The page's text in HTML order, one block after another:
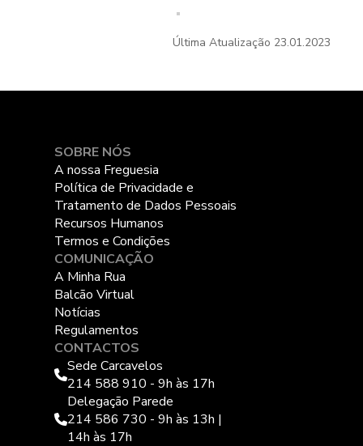
Última Atualização 23.01.2023
SOBRE NÓS
A nossa Freguesia
Política de Privacidade e
Tratamento de Dados Pessoais
Recursos Humanos
Termos e Condições
COMUNICAÇÃO
A Minha Rua
Balcão Virtual
Notícias
Regulamentos
CONTACTOS
Sede Carcavelos
214 588 910 - 9h às 17h
Delegação Parede
214 586 730 - 9h às 13h |
14h às 17h